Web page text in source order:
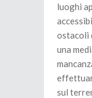
luoghi
ostacoli
una
sul